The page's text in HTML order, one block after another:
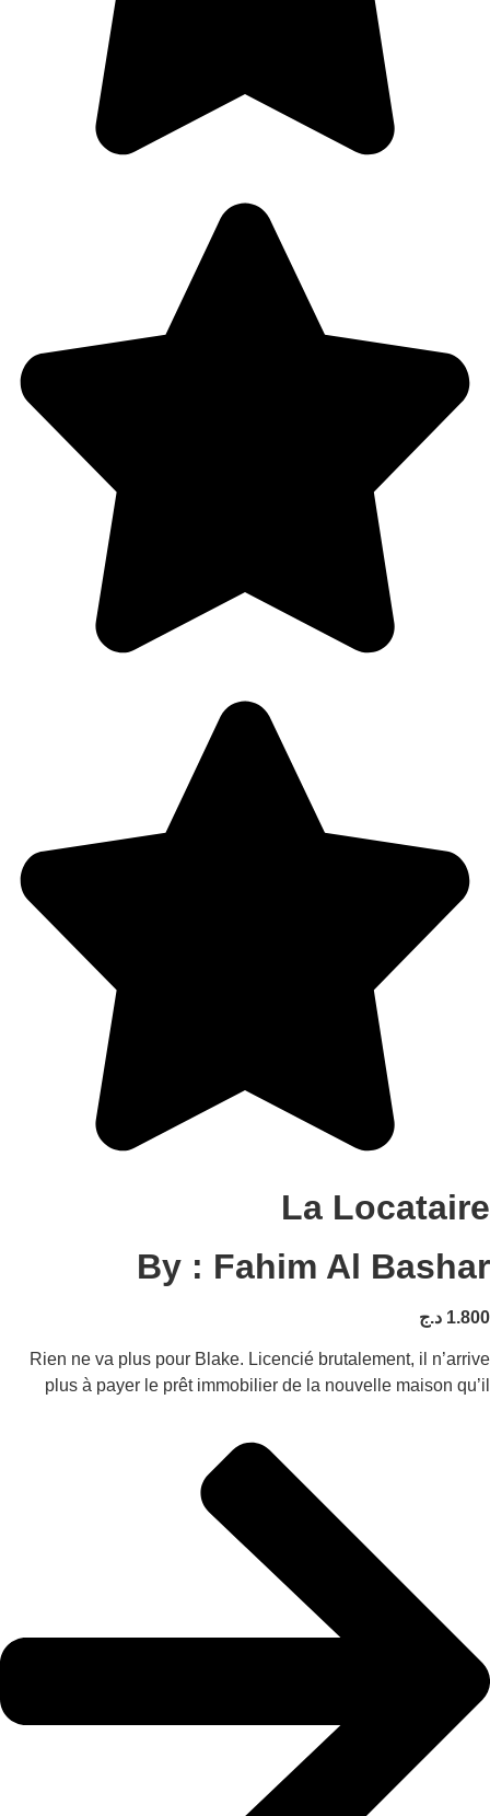
La
By : Fahim Al
د.ج
Rien ne va plus pour Blake. Licencié brutalement, il
plus à payer le prêt immobilier de la nouvelle maison
pour les aider à payer les frais de la